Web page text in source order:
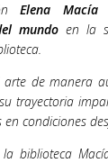
Elena Macía
mundo en la
de manera
trayectoria
condiciones
biblioteca